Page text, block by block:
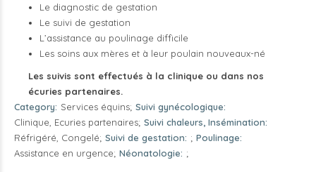
Le diagnostic de gestation
Le suivi de gestation
L’assistance au poulinage difficile
Les soins aux mères et à leur poulain nouveaux-né
Les suivis sont effectués à la clinique ou dans nos
écuries partenaires.
Category Services équins Suivi gynécologique
Clinique, Ecuries partenaires Suivi chaleurs, Insémination
Réfrigéré, Congelé Suivi de gestation
Poulinage
Assistance en urgence Néonatologie